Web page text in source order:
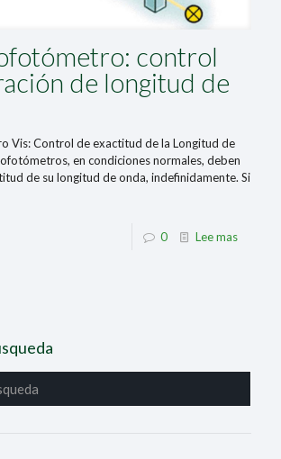
control
de longitud de
Vis: Control de exactitud de la Longitud de
en condiciones normales, deben
de su longitud de onda, indefinidamente. Si
0 Lee mas